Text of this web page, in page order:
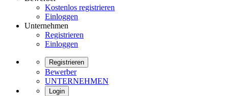
Kostenlos registrieren
Einloggen
Unternehmen
Registrieren
Einloggen
Registrieren
Bewerber
UNTERNEHMEN
Login